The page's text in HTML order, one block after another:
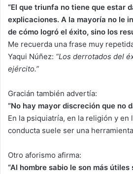
“El que triunfa no tiene que estar
explicaciones. A la mayoría no le
de cómo logró el éxito, sino los
Me recuerda una frase muy
Yaqui Núñez: “Los derrotados del
ejército.”
Gracián también advertía:
“No hay mayor discreción que no
En la psiquiatría, en la religión y en
conducta suele ser una
Otro aforismo afirma:
“Al hombre sabio le son más útiles